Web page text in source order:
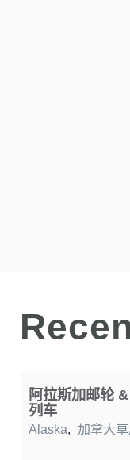
阿拉斯加邮轮
列车
Alaska, 加拿大